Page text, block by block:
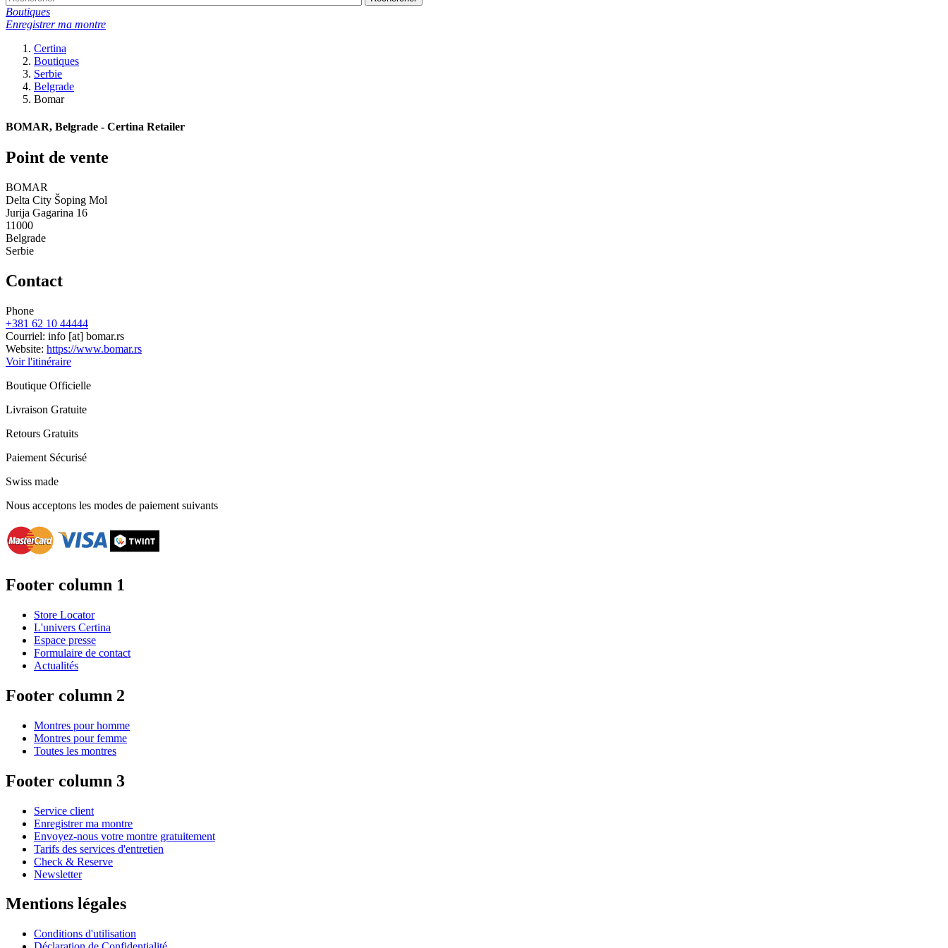
Boutiques
Enregistrer ma montre
Certina
Boutiques
Serbie
Belgrade
Bomar
BOMAR, Belgrade - Certina Retailer
Point de vente
BOMAR
Delta City Šoping Mol
Jurija Gagarina 16
11000
Belgrade
Serbie
Contact
Phone
+381 62 10 44444
Courriel: info [at] bomar.rs
Website: https://www.bomar.rs
Voir l'itinéraire
Boutique Officielle
Livraison Gratuite
Retours Gratuits
Paiement Sécurisé
Swiss made
Nous acceptons les modes de paiement suivants
Footer column 1
Store Locator
L'univers Certina
Espace presse
Formulaire de contact
Actualités
Footer column 2
Montres pour homme
Montres pour femme
Toutes les montres
Footer column 3
Service client
Enregistrer ma montre
Envoyez-nous votre montre gratuitement
Tarifs des services d'entretien
Check & Reserve
Newsletter
Mentions légales
Conditions d'utilisation